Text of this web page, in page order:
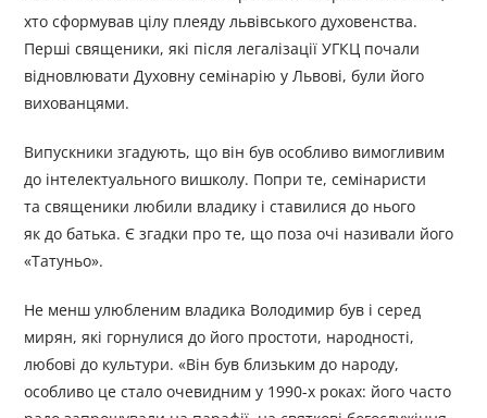
хто сформував цілу плеяду львівського духовенства.
Перші священики, які після легалізації УГКЦ почали
відновлювати Духовну семінарію у Львові, були його
вихованцями.
Випускники згадують, що він був особливо вимогливим
до інтелектуального вишколу. Попри те, семінаристи
та священики любили владику і ставилися до нього
як до батька. Є згадки про те, що поза очі називали його
«Татуньо».
Не менш улюбленим владика Володимир був і серед
мирян, які горнулися до його простоти, народності,
любові до культури. «Він був близьким до народу,
особливо це стало очевидним у 1990-х роках: його часто